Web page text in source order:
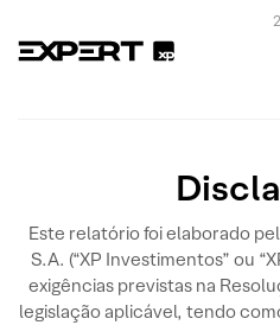
Este relatório foi elaborado
S.A. (“XP Investimentos” ou
exigências previstas na
legislação aplicável, tendo